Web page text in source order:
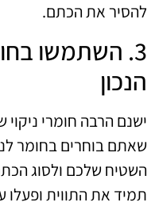
להסיר את הכתם.
3. השתמשו
הנכון
ישנם הרבה חומרי ניקוי
שאתם בוחרים בחומר
השטיח שלכם ולסוג
תמיד את התווית ופעלו